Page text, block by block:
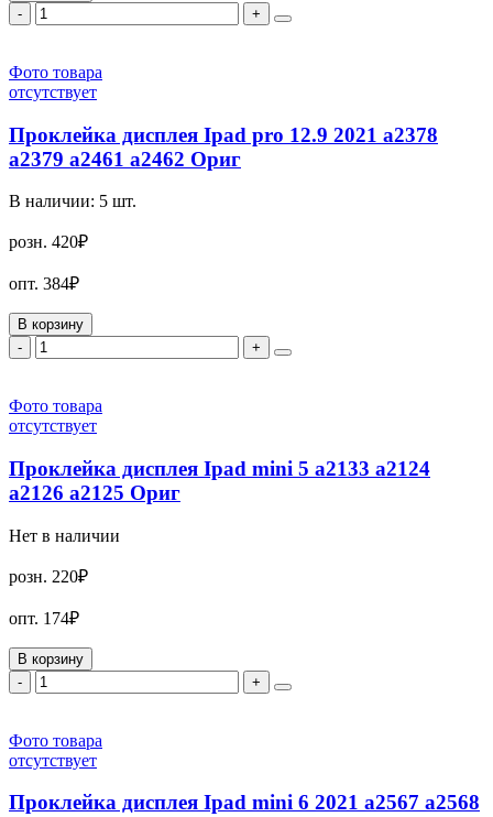
-
+
Фото товара
отсутствует
Проклейка дисплея Ipad pro 12.9 2021 a2378
a2379 a2461 a2462 Ориг
В наличии: 5 шт.
розн. 420₽
опт. 384₽
В корзину
-
+
Фото товара
отсутствует
Проклейка дисплея Ipad mini 5 a2133 a2124
a2126 a2125 Ориг
Нет в наличии
розн. 220₽
опт. 174₽
В корзину
-
+
Фото товара
отсутствует
Проклейка дисплея Ipad mini 6 2021 a2567 a2568